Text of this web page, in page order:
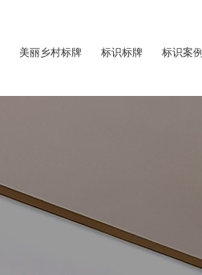
美丽乡村标牌 标识标牌 标识案例